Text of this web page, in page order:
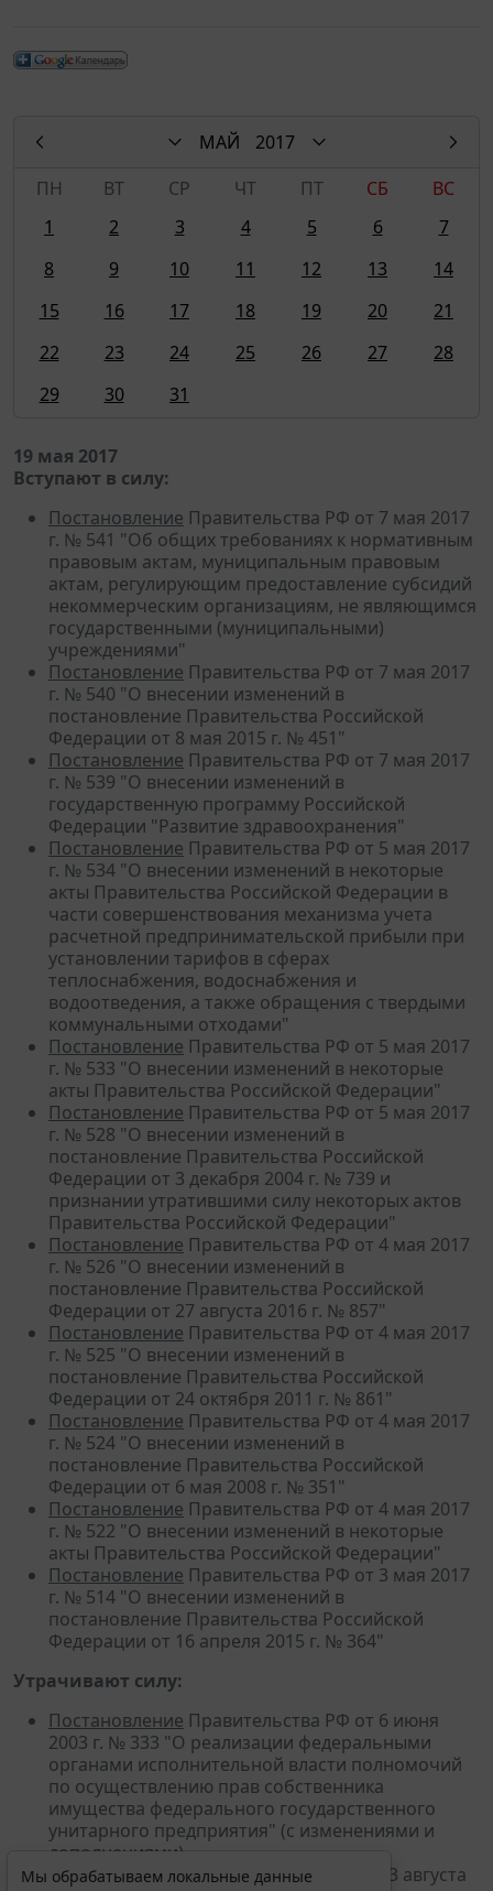
МАЙ
2017
ПН
ВТ СР ЧТ ПТ СБ
ВС
1
2 3 4 5 6
7
8
9 10 11 12 13
14
15
16 17 18 19 20
21
22
23 24 25 26 27
28
29
30 31
19 мая 2017
Вступают в силу:
Постановление Правительства РФ от 7 мая 2017
г. № 541 "Об общих требованиях к нормативным
правовым актам, муниципальным правовым
актам, регулирующим предоставление субсидий
некоммерческим организациям, не являющимся
государственными (муниципальными)
учреждениями"
Постановление Правительства РФ от 7 мая 2017
г. № 540 "О внесении изменений в
постановление Правительства Российской
Федерации от 8 мая 2015 г. № 451"
Постановление Правительства РФ от 7 мая 2017
г. № 539 "О внесении изменений в
государственную программу Российской
Федерации "Развитие здравоохранения"
Постановление Правительства РФ от 5 мая 2017
г. № 534 "О внесении изменений в некоторые
акты Правительства Российской Федерации в
части совершенствования механизма учета
расчетной предпринимательской прибыли при
установлении тарифов в сферах
теплоснабжения, водоснабжения и
водоотведения, а также обращения с твердыми
коммунальными отходами"
Постановление Правительства РФ от 5 мая 2017
г. № 533 "О внесении изменений в некоторые
акты Правительства Российской Федерации"
Постановление Правительства РФ от 5 мая 2017
г. № 528 "О внесении изменений в
постановление Правительства Российской
Федерации от 3 декабря 2004 г. № 739 и
признании утратившими силу некоторых актов
Правительства Российской Федерации"
Постановление Правительства РФ от 4 мая 2017
г. № 526 "О внесении изменений в
постановление Правительства Российской
Федерации от 27 августа 2016 г. № 857"
Постановление Правительства РФ от 4 мая 2017
г. № 525 "О внесении изменений в
постановление Правительства Российской
Федерации от 24 октября 2011 г. № 861"
Постановление Правительства РФ от 4 мая 2017
г. № 524 "О внесении изменений в
постановление Правительства Российской
Федерации от 6 мая 2008 г. № 351"
Постановление Правительства РФ от 4 мая 2017
г. № 522 "О внесении изменений в некоторые
акты Правительства Российской Федерации"
Постановление Правительства РФ от 3 мая 2017
г. № 514 "О внесении изменений в
постановление Правительства Российской
Федерации от 16 апреля 2015 г. № 364"
Утрачивают силу:
Постановление Правительства РФ от 6 июня
2003 г. № 333 "О реализации федеральными
органами исполнительной власти полномочий
по осуществлению прав собственника
имущества федерального государственного
унитарного предприятия" (с изменениями и
дополнениями)
ПостановлениеПравительства РФ от 13 августа
Мы обрабатываем локальные данные